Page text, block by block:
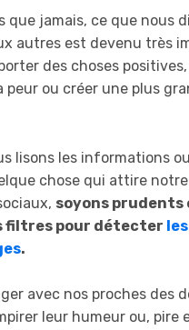
que jamais, ce que nous
autres est devenu très
des choses
peur ou créer une plus
lisons les informations
chose qui attire
soyons prudents
filtres pour détecter
.
avec nos proches des
leur humeur ou, pire